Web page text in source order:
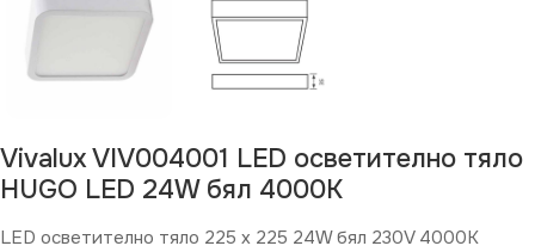
Vivalux VIV004001 LED осветително тяло
HUGO LED 24W бял 4000K
LED осветително тяло 225 x 225 24W бял 230V 4000K